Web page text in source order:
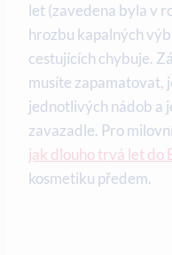
let (zavedena byla v
hrozbu kapalných
cestujících chybuje.
musíte zapamatovat,
jednotlivých nádob a
zavazadle. Pro
jak dlouho trvá let do
kosmetiku předem.